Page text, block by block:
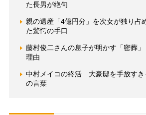
た長男が絶句
親の遺産「4億円分」を次女が独り占
た驚愕の手口
藤村俊二さんの息子が明かす「密葬
理由
中村メイコの終活 大豪邸を手放すき
の言葉